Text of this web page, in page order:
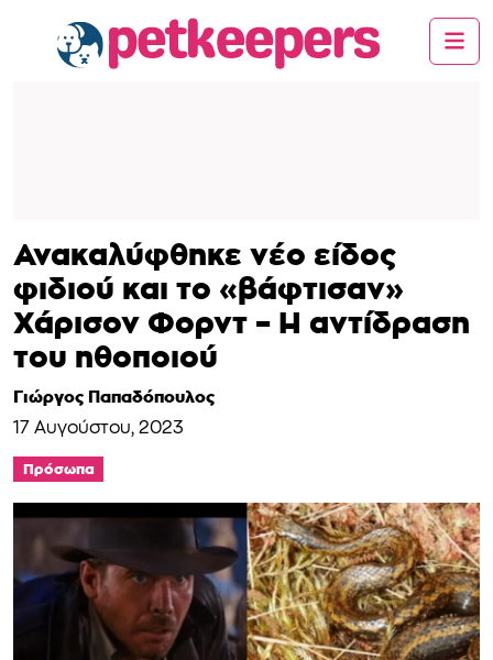
Ανακαλύφθηκε νέο είδος
φιδιού και το «βάφτισαν»
Χάρισον Φορντ – Η αντίδραση
του ηθοποιού
Γιώργος Παπαδόπουλος
17 Αυγούστου, 2023
Πρόσωπα